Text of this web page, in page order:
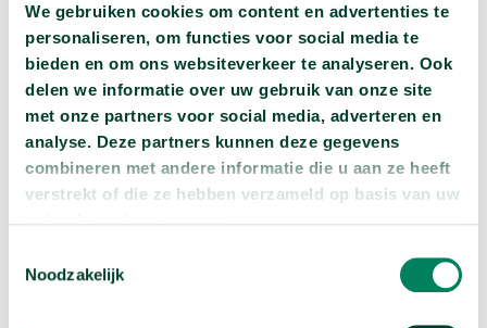
We gebruiken cookies om content en advertenties te
personaliseren, om functies voor social media te
bieden en om ons websiteverkeer te analyseren. Ook
delen we informatie over uw gebruik van onze site
met onze partners voor social media, adverteren en
analyse. Deze partners kunnen deze gegevens
combineren met andere informatie die u aan ze heeft
verstrekt of die ze hebben verzameld op basis van uw
Noodzakelijk
Volgende podcast:
Wat zijn jouw naam en bsn-nummer waard?
Beluister deze podcast arrow_forward